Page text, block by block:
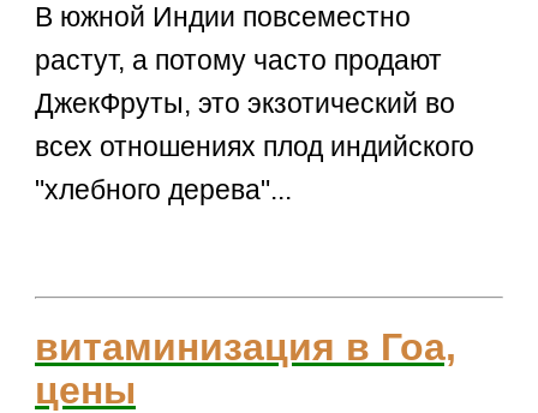
В южной Индии повсеместно
растут, а потому часто продают
ДжекФруты, это экзотический во
всех отношениях плод индийского
"хлебного дерева"...
витаминизация в Гоа,
цены